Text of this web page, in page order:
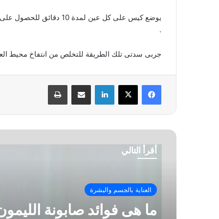
يوضع كيس على كل عين لمدة
.
جربى سدتى تلك الطريقة للتخلص من انتفاخ محيط
فيسبوك لينكدإن
أقرأ التالي
العناية بالجسم والبشرة
ما هى فوائد صابونة